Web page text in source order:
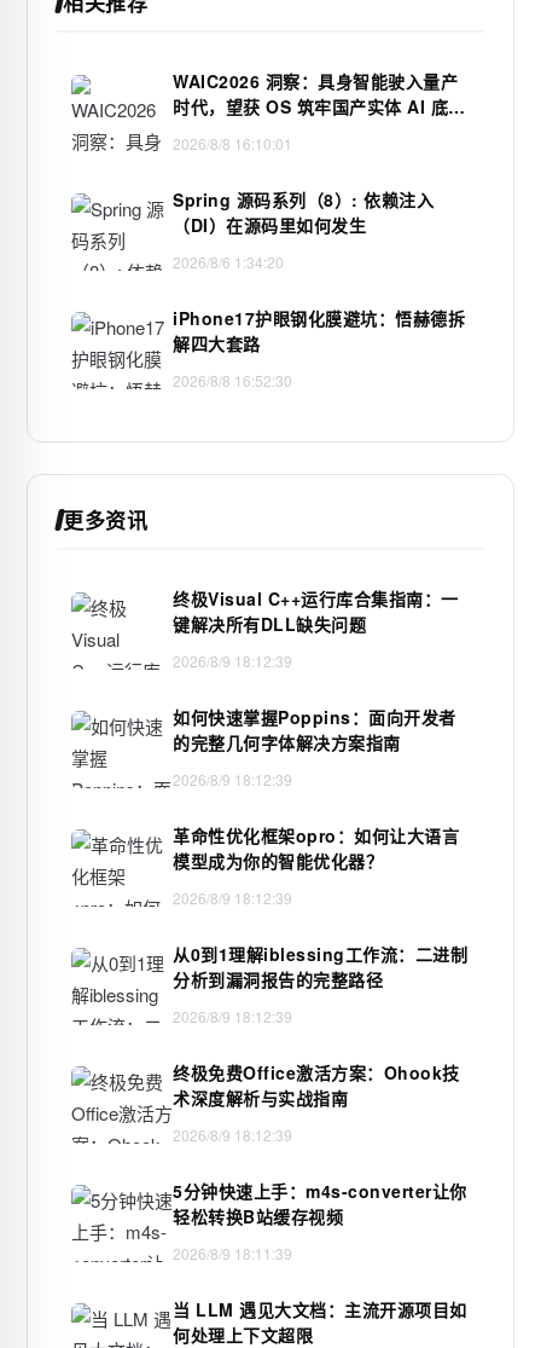
WAIC2026 洞察：具身智能驶入量产
时代，望获 OS 筑牢国产实体 AI 底层
2026/8/8 16:10:01
Spring 源码系列（8）: 依赖注入
（DI）在源码里如何发生
2026/8/6 1:34:20
iPhone17护眼钢化膜避坑：悟赫德拆
解四大套路
2026/8/8 16:52:30
更多资讯
终极Visual C++运行库合集指南：一
键解决所有DLL缺失问题
2026/8/9 18:12:39
如何快速掌握Poppins：面向开发者
的完整几何字体解决方案指南
2026/8/9 18:12:39
革命性优化框架opro：如何让大语言
模型成为你的智能优化器？
2026/8/9 18:12:39
从0到1理解iblessing工作流：二进制
分析到漏洞报告的完整路径
2026/8/9 18:12:39
终极免费Office激活方案：Ohook技
术深度解析与实战指南
2026/8/9 18:12:39
5分钟快速上手：m4s-converter让你
轻松转换B站缓存视频
2026/8/9 18:11:39
当 LLM 遇见大文档：主流开源项目如
何处理上下文超限